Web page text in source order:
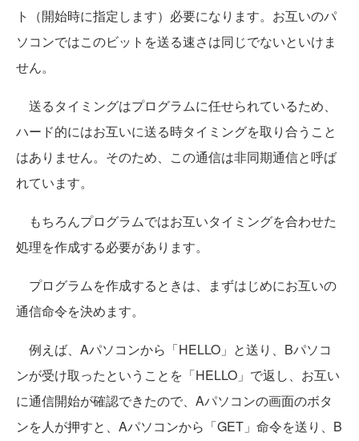
ト（開始時に指定します）必要になります。お互いのパ
ソコンではこのビットを送る速さは同じでないといけま
せん。
送るタイミングはプログラムに任せられているため、
ハード的にはお互いに送る時タイミングを取り合うこと
はありません。そのため、この通信は非同期通信と呼ば
れています。
もちろんプログラムではお互いタイミングを合わせた
処理を作成する必要があります。
プログラムを作成するときは、まずはじめにお互いの
通信命令を決めます。
例えば、Aパソコンから「HELLO」と送り、Bパソコ
ンが受け取ったということを「HELLO」で返し、お互い
に通信開始が確認できたので、Aパソコンの画面のボタ
ンを人が押すと、Aパソコンから「GET」命令を送り、B